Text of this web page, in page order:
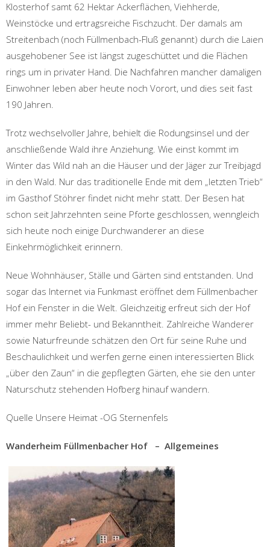
Klosterhof samt 62 Hektar Ackerflächen, Viehherde,
Weinstöcke und ertragsreiche Fischzucht. Der damals am
Streitenbach (noch Füllmenbach-Fluß genannt) durch die Laien
ausgehobener See ist längst zugeschüttet und die Flächen
rings um in privater Hand. Die Nachfahren mancher damaligen
Einwohner leben aber heute noch Vorort, und dies seit fast
190 Jahren.
Trotz wechselvoller Jahre, behielt die Rodungsinsel und der
anschließende Wald ihre Anziehung. Wie einst kommt im
Winter das Wild nah an die Häuser und der Jäger zur Treibjagd
in den Wald. Nur das traditionelle Ende mit dem „letzten Trieb“
im Gasthof Stöhrer findet nicht mehr statt. Der Besen hat
schon seit Jahrzehnten seine Pforte geschlossen, wenngleich
sich heute noch einige Durchwanderer an diese
Einkehrmöglichkeit erinnern.
Neue Wohnhäuser, Ställe und Gärten sind entstanden. Und
sogar das Internet via Funkmast eröffnet dem Füllmenbacher
Hof ein Fenster in die Welt. Gleichzeitig erfreut sich der Hof
immer mehr Beliebt- und Bekanntheit. Zahlreiche Wanderer
sowie Naturfreunde schätzen den Ort für seine Ruhe und
Beschaulichkeit und werfen gerne einen interessierten Blick
„über den Zaun“ in die gepflegten Gärten, ehe sie den unter
Naturschutz stehenden Hofberg hinauf wandern.
Quelle Unsere Heimat -OG Sternenfels
Wanderheim Füllmenbacher Hof – Allgemeines